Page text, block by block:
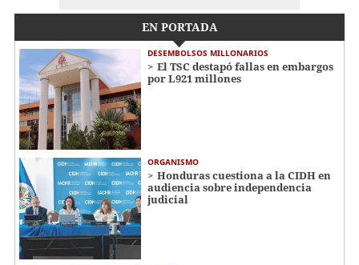
EN PORTADA
DESEMBOLSOS MILLONARIOS
El TSC destapó fallas en embargos
por L921 millones
ORGANISMO
Honduras cuestiona a la CIDH en
audiencia sobre independencia
judicial